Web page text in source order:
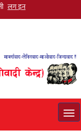
लग इन